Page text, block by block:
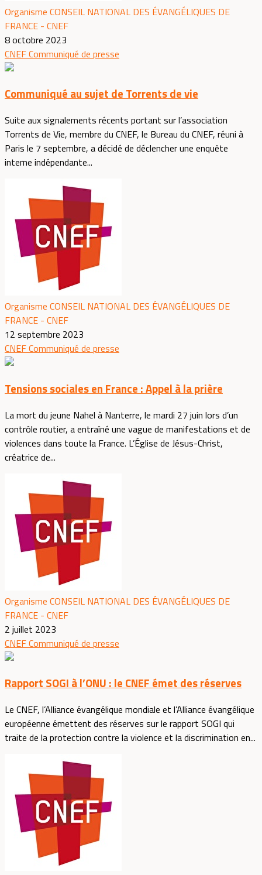
Organisme CONSEIL NATIONAL DES ÉVANGÉLIQUES DE
FRANCE - CNEF
8 octobre 2023
CNEFCommuniqué de presse
Communiqué au sujet de Torrents de vie
Suite aux signalements récents portant sur l’association
Torrents de Vie, membre du CNEF, le Bureau du CNEF, réuni à
Paris le 7 septembre, a décidé de déclencher une enquête
interne indépendante...
Organisme CONSEIL NATIONAL DES ÉVANGÉLIQUES DE
FRANCE - CNEF
12 septembre 2023
CNEFCommuniqué de presse
Tensions sociales en France : Appel à la prière
La mort du jeune Nahel à Nanterre, le mardi 27 juin lors d’un
contrôle routier, a entraîné une vague de manifestations et de
violences dans toute la France. L’Église de Jésus-Christ,
créatrice de...
Organisme CONSEIL NATIONAL DES ÉVANGÉLIQUES DE
FRANCE - CNEF
2 juillet 2023
CNEFCommuniqué de presse
Rapport SOGI à l’ONU : le CNEF émet des réserves
Le CNEF, l’Alliance évangélique mondiale et l’Alliance évangélique
européenne émettent des réserves sur le rapport SOGI qui
traite de la protection contre la violence et la discrimination en...